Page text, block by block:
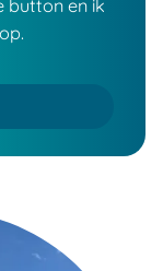
button en ik